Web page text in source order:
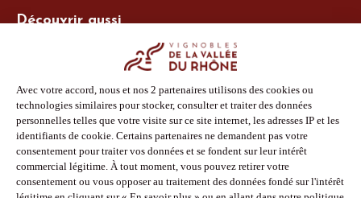
Découvrir aussi
Espace adhérent
Espace presse
Phototèque
Suivez-nous
Facebook
Instagram
Pinterest